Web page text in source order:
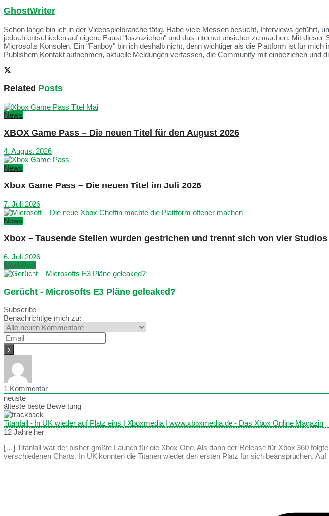
GhostWriter
Schon lange bin ich in der Videospielbranche tätig. Habe viele Messen besucht, Interviews geführt,
jedoch entschieden auf eigene Faust "loszuziehen" und das Internet unsicher zu machen. Mit
Microsofts Konsolen. Ein "Fanboy" bin ich deshalb nicht, denn wichtiger als die Plattform ist für
Publishern Kontakt aufnehmen, aktuelle Meldungen verfassen, die Community mit einbeziehen und
Related Posts
News
XBOX Game Pass – Die neuen Titel für den August 2026
4. August 2026
News
Xbox Game Pass – Die neuen Titel im Juli 2026
7. Juli 2026
News
Xbox – Tausende Stellen wurden gestrichen und trennt sich von vier Studios
6. Juli 2026
Next Post
Gerücht - Microsofts E3 Pläne geleaked?
Subscribe
Benachrichtige mich zu:
1 Kommentar
neuste
älteste beste Bewertung
Titanfall - In UK wieder auf Platz eins | Xboxmedia | www.xboxmedia.de - Das Xbox Online Magazin
12 Jahre her
[…] Titanfall war der bisher größte Launch für die Xbox One. Als dann der Release für Xbox 360
verschiedenen Charts. In UK konnten die Titanen wieder den ersten Platz für sich beanspruchen.